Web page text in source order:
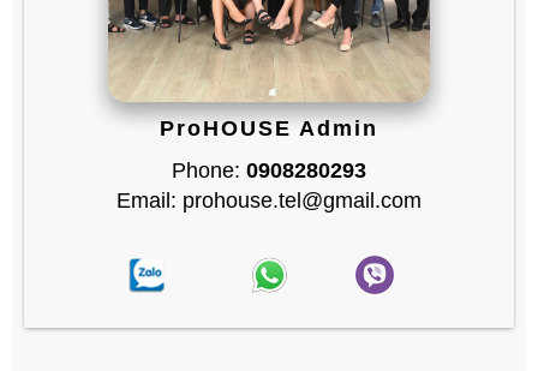
ProHOUSE Admin
Phone: 0908280293
Email: prohouse.tel@gmail.com